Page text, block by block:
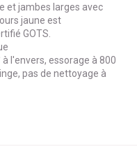
et jambes larges avec
jaune est
GOTS.
à l'envers, essorage à 800
pas de nettoyage à